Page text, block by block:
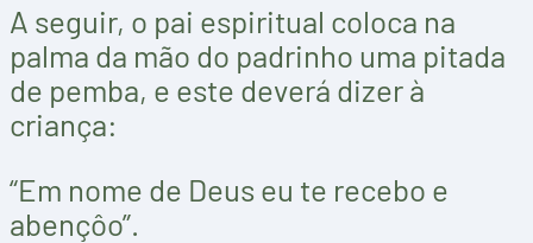
A seguir, o pai espiritual coloca na
palma da mão do padrinho uma pitada
de pemba, e este deverá dizer à
criança:
“Em nome de Deus eu te recebo e
abençôo”.